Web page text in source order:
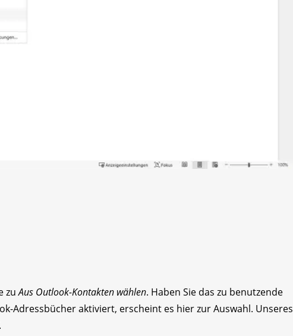
zuAus Outlook-Kontakten wählen. Haben Sie das zu benutzende
Adressbücher aktiviert, erscheint es hier zur Auswahl. Unseres